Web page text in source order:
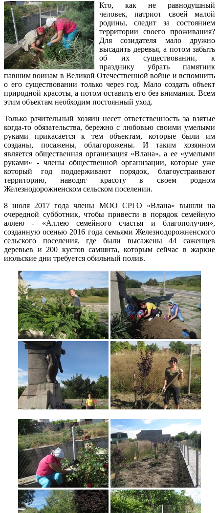
Кто, как не равнодушный
человек, патриот своей малой
родины, следит за состоянием
территории своего проживания?
Для созидателя мало дружно
высадить деревья, а потом забыть
об их существовании, к
празднику убрать памятник
павшим воинам в Великой Отечественной войне и вспомнить
о его существовании только через год. Мало создать объект
природной красоты, а потом оставить его без внимания. Всем
этим объектам необходим постоянный уход.
Только рачительный хозяин несет ответственность за взятые
когда-то обязательства, бережно с любовью своими умелыми
руками прикасается к тем объектам, которые были им
созданы, посажены, облагорожены. И таким хозяином
является общественная организация «Влана», а ее «умелыми
руками» - члены общественной организации, которые уже
который год поддерживают порядок, благоустраивают
территорию, наводят красоту в своем родном
Железнодорожненском сельском поселении.
8 июля 2017 года члены МОО СРГО «Влана» вышли на
очередной субботник, чтобы привести в порядок семейную
аллею - «Аллею семейного счастья и благополучия»,
созданную осенью 2016 года семьями Железнодорожненского
сельского поселения, где были высажены 44 саженцев
деревьев и 200 кустов самшита, которым сейчас в жаркие
июльские дни требуется обильный полив.